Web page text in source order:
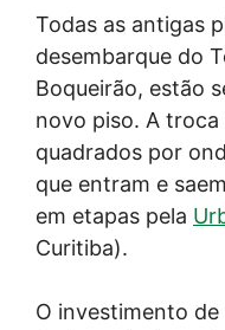
Todas as antigas
desembarque do
Boqueirão, estão
novo piso. A
quadrados por
que entram e
em etapas pela
Curitiba).
O investimento